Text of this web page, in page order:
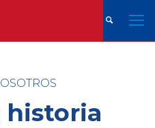
historia